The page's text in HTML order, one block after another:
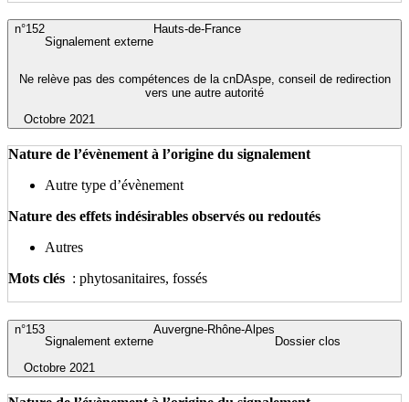
Octobre 2021
Ne relève pas des compétences de la cnDAspe, conseil de redirection
vers une autre autorité
Hauts-de-France
Signalement externe
n°152
Nature de l’évènement à l’origine du signalement
Autre type d’évènement
Nature des effets indésirables observés ou redoutés
Autres
Mots clés : phytosanitaires, fossés
Octobre 2021
Dossier clos
Auvergne-Rhône-Alpes
Signalement externe
n°153